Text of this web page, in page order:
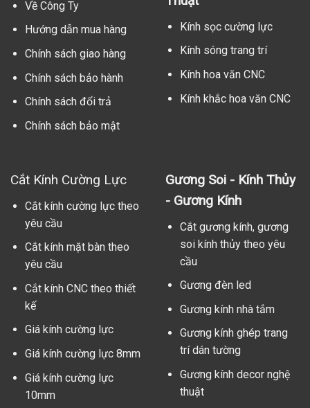
Về Công Ty
Hướng dẫn mua hàng
Chính sách giao hàng
Chính sách bảo hành
Chính sách đổi trả
Chính sách bảo mật
Kính sọc cường lực
Kính sóng trang trí
Kính hoa văn CNC
Kính khắc hoa văn CNC
Cắt Kính Cường Lực
Cắt kính cường lực theo
yêu cầu
Cắt kính mặt bàn theo
yêu cầu
Cắt kính CNC theo thiết
kế
Giá kính cường lực
Giá kính cường lực 8mm
Giá kính cường lực
10mm
Gương Soi - Kính Thủy
- Gương Kính
Cắt gương kính, gương
soi kính thủy theo yêu
cầu
Gương đèn led
Gương kính nhà tắm
Gương kính ghép trang
trí dán tường
Gương kính decor nghệ
thuật